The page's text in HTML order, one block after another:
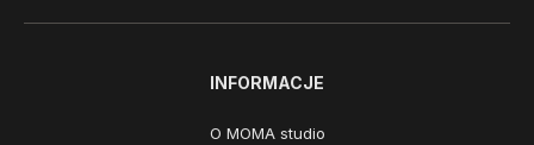
INFORMACJE
O MOMA studio